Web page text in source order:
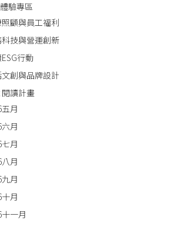
驗專區
顧與員工福利
科技與營運創新
行動
創與品牌設計
閱讀計畫
五月
六月
七月
八月
九月
十月
十一月